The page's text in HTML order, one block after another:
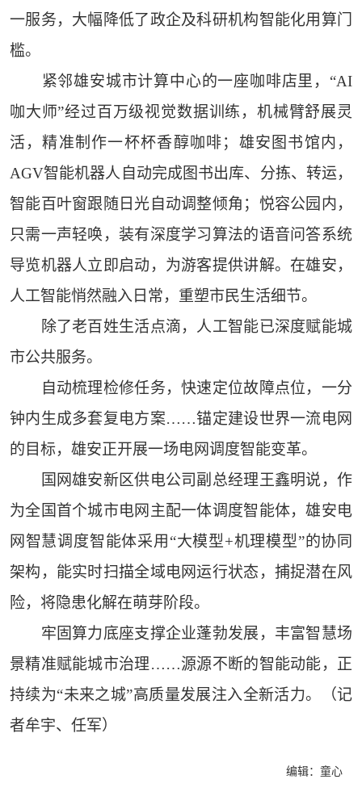
一服务，大幅降低了政企及科研机构智能化用算门
槛。
紧邻雄安城市计算中心的一座咖啡店里，“AI
咖大师”经过百万级视觉数据训练，机械臂舒展灵
活，精准制作一杯杯香醇咖啡；雄安图书馆内，
AGV智能机器人自动完成图书出库、分拣、转运，
智能百叶窗跟随日光自动调整倾角；悦容公园内，
只需一声轻唤，装有深度学习算法的语音问答系统
导览机器人立即启动，为游客提供讲解。在雄安，
人工智能悄然融入日常，重塑市民生活细节。
除了老百姓生活点滴，人工智能已深度赋能城
市公共服务。
自动梳理检修任务，快速定位故障点位，一分
钟内生成多套复电方案……锚定建设世界一流电网
的目标，雄安正开展一场电网调度智能变革。
国网雄安新区供电公司副总经理王鑫明说，作
为全国首个城市电网主配一体调度智能体，雄安电
网智慧调度智能体采用“大模型+机理模型”的协同
架构，能实时扫描全域电网运行状态，捕捉潜在风
险，将隐患化解在萌芽阶段。
牢固算力底座支撑企业蓬勃发展，丰富智慧场
景精准赋能城市治理……源源不断的智能动能，正
持续为“未来之城”高质量发展注入全新活力。（记
者牟宇、任军）
编辑：童心